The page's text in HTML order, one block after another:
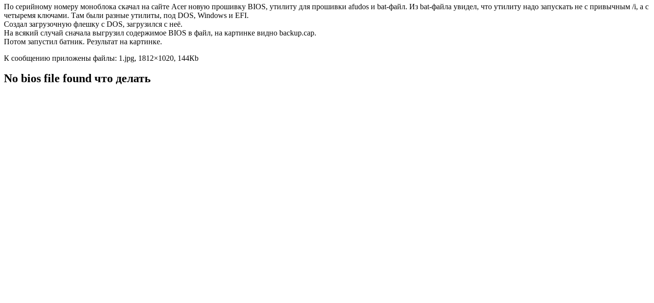
По серийному номеру моноблока скачал на сайте Acer новую прошивку BIOS, утилиту для прошивки afudos и bat-файл. Из bat-файла увидел, что утилиту надо запускать не с привычным /i, а с
четыремя ключами. Там были разные утилиты, под DOS, Windows и EFI.
Создал загрузочную флешку с DOS, загрузился с неё.
На всякий случай сначала выгрузил содержимое BIOS в файл, на картинке видно backup.cap.
Потом запустил батник. Результат на картинке.
К сообщению приложены файлы: 1.jpg, 1812×1020, 144Кb
No bios file found что делать